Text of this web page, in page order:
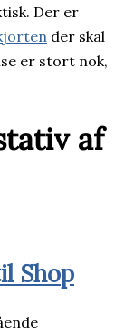
Der er
der skal
er stort nok,
af
Shop